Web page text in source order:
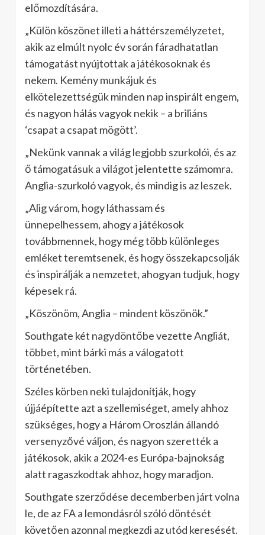
előmozdítására.
„Külön köszönet illeti a háttérszemélyzetet,
akik az elmúlt nyolc év során fáradhatatlan
támogatást nyújtottak a játékosoknak és
nekem. Kemény munkájuk és
elkötelezettségük minden nap inspirált engem,
és nagyon hálás vagyok nekik – a briliáns
‘csapat a csapat mögött’.
„Nekünk vannak a világ legjobb szurkolói, és az
ő támogatásuk a világot jelentette számomra.
Anglia-szurkoló vagyok, és mindig is az leszek.
„Alig várom, hogy láthassam és
ünnepelhessem, ahogy a játékosok
továbbmennek, hogy még több különleges
emléket teremtsenek, és hogy összekapcsolják
és inspirálják a nemzetet, ahogyan tudjuk, hogy
képesek rá.
„Köszönöm, Anglia – mindent köszönök.”
Southgate két nagydöntőbe vezette Angliát,
többet, mint bárki más a válogatott
történetében.
Széles körben neki tulajdonítják, hogy
újjáépítette azt a szellemiséget, amely ahhoz
szükséges, hogy a Három Oroszlán állandó
versenyzővé váljon, és nagyon szerették a
játékosok, akik a 2024-es Európa-bajnokság
alatt ragaszkodtak ahhoz, hogy maradjon.
Southgate szerződése decemberben járt volna
le, de az FA a lemondásról szóló döntését
követően azonnal megkezdi az utód keresését.